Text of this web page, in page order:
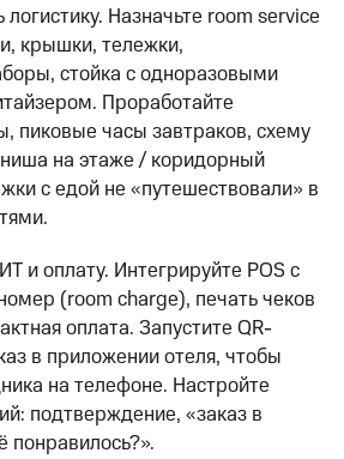
логистику. Назначьте room service
крышки, тележки,
стойка с одноразовыми
Проработайте
пиковые часы завтраков, схему
на этаже / коридорный
с едой не «путешествовали» в
и оплату. Интегрируйте POS с
(room charge), печать чеков
оплата. Запустите QR-
в приложении отеля, чтобы
на телефоне. Настройте
подтверждение, «заказ в
понравилось?».